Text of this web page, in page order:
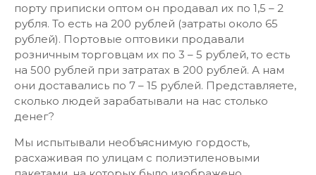
порту приписки оптом он продавал их по 1,5 – 2
рубля. То есть на 200 рублей (затраты около 65
рублей). Портовые оптовики продавали
розничным торговцам их по 3 – 5 рублей, то есть
на 500 рублей при затратах в 200 рублей. А нам
они доставались по 7 – 15 рублей. Представляете,
сколько людей зарабатывали на нас столько
денег?
Мы испытывали необъяснимую гордость,
расхаживая по улицам с полиэтиленовыми